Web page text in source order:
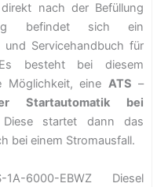
nach der Befüllung
befindet sich ein
Servicehandbuch für
besteht bei diesem
Möglichkeit, eineATS–
Startautomatik bei
Diese startet dann das
bei einem Stromausfall.
6000-EBWZ Diesel